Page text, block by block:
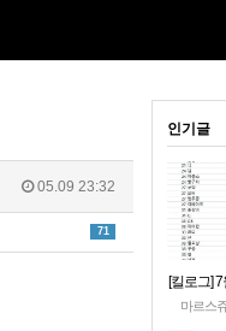
05.09 23:32
71
인기글
[킬로그] 7
~24시
마르스